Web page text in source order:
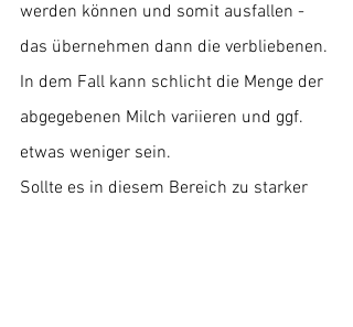
werden können und somit ausfallen -
das übernehmen dann die verbliebenen.
In dem Fall kann schlicht die Menge der
abgegebenen Milch variieren und ggf.
etwas weniger sein.
Sollte es in diesem Bereich zu starker